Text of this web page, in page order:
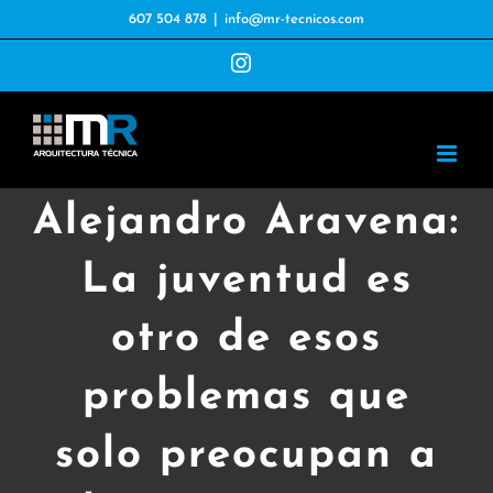
contenido
607 504 878 info@mr-tecnicos.com
Instagram
Alejandro Aravena:
La juventud es
otro de esos
problemas que
solo preocupan a